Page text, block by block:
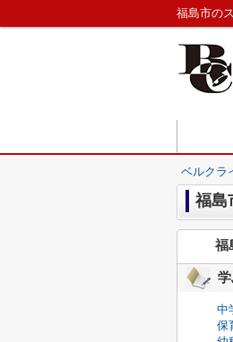
福島市の
ベルクラ
福島
福
中
保